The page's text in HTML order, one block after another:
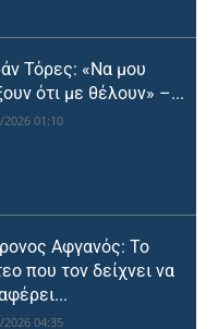
Τόρες: «Να μου
ότι με θέλουν» –...
01:10
Αφγανός: Το
που τον δείχνει να
04:35